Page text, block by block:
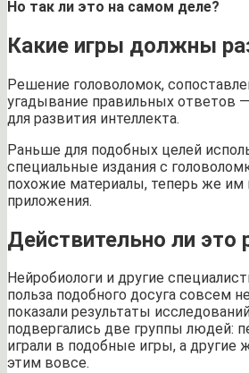
Но так ли это на самом деле?
Какие игры должны
Решение головоломок,
угадывание правильных ответов
для развития интеллекта.
Раньше для подобных целей
специальные издания с
похожие материалы, теперь же им
приложения.
Действительно ли это
Нейробиологи и другие
польза подобного досуга совсем
показали результаты
подвергались две группы людей:
играли в подобные игры, а другие
этим вовсе.